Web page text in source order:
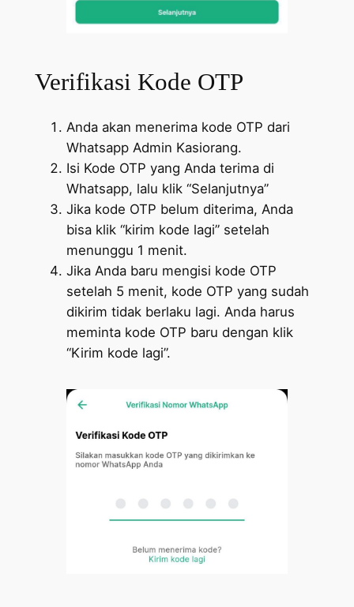
Verifikasi Kode OTP
Anda akan menerima kode OTP dari
Whatsapp Admin Kasiorang.
Isi Kode OTP yang Anda terima di
Whatsapp, lalu klik “Selanjutnya”
Jika kode OTP belum diterima, Anda
bisa klik “kirim kode lagi” setelah
menunggu 1 menit.
Jika Anda baru mengisi kode OTP
setelah 5 menit, kode OTP yang sudah
dikirim tidak berlaku lagi. Anda harus
meminta kode OTP baru dengan klik
“Kirim kode lagi”.